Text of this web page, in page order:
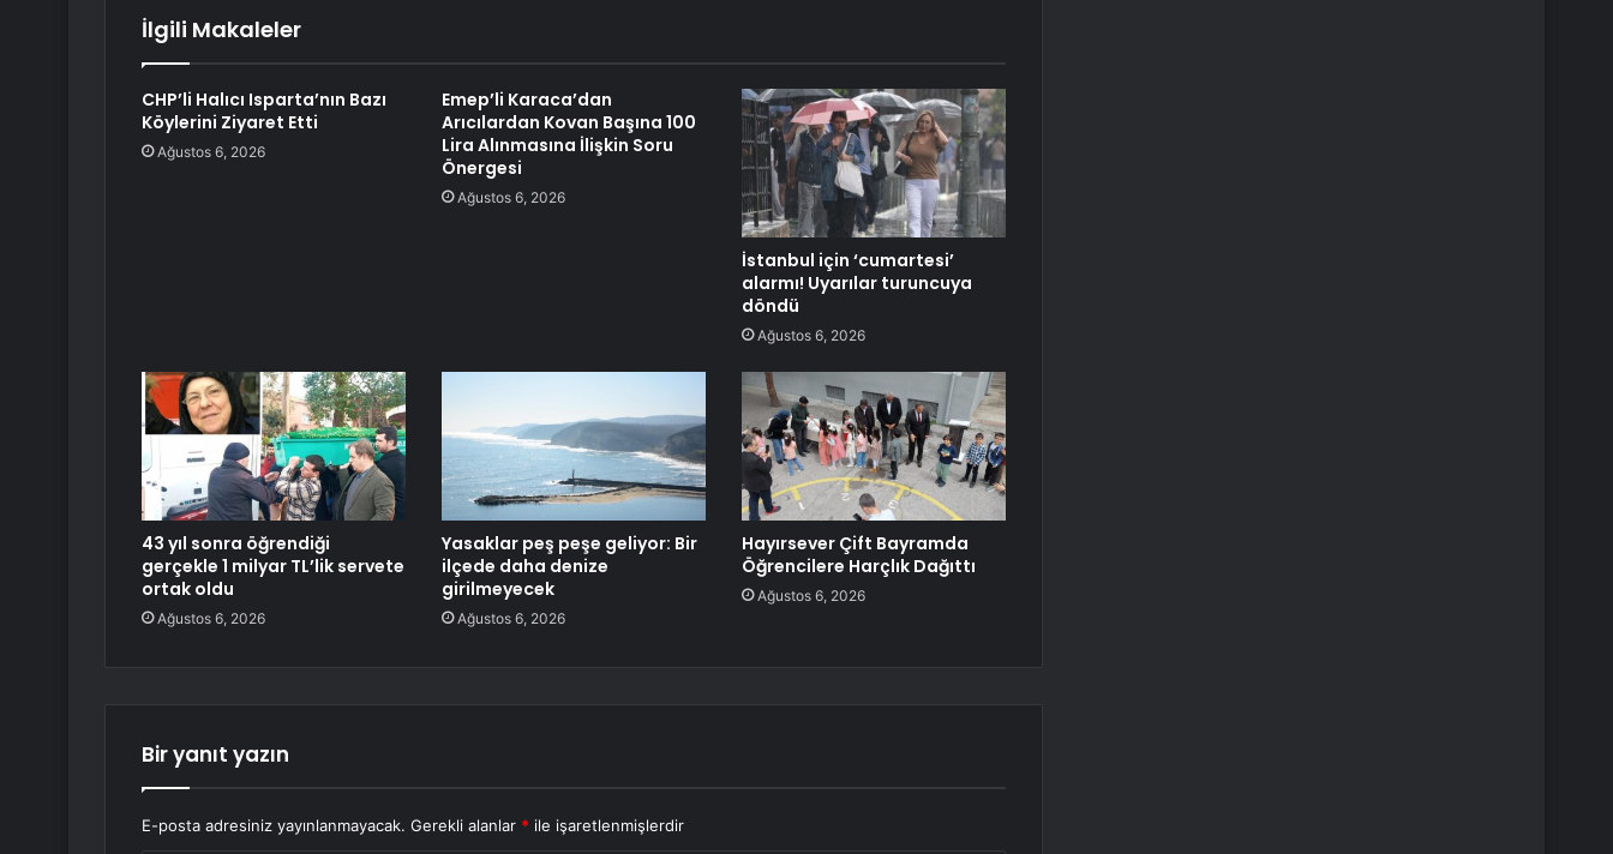
İlgili Makaleler
CHP’li Halıcı Isparta’nın Bazı
Köylerini Ziyaret Etti
Ağustos 6, 2026
Emep’li Karaca’dan
Arıcılardan Kovan Başına 100
Lira Alınmasına İlişkin Soru
Önergesi
Ağustos 6, 2026
İstanbul için ‘cumartesi’
alarmı! Uyarılar turuncuya
döndü
Ağustos 6, 2026
43 yıl sonra öğrendiği
gerçekle 1 milyar TL’lik servete
ortak oldu
Ağustos 6, 2026
Yasaklar peş peşe geliyor: Bir
ilçede daha denize
girilmeyecek
Ağustos 6, 2026
Hayırsever Çift Bayramda
Öğrencilere Harçlık Dağıttı
Ağustos 6, 2026
Bir yanıt yazın
E-posta adresiniz yayınlanmayacak. Gerekli alanlar * ile işaretlenmişlerdir